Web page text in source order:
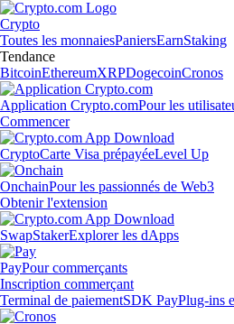
Crypto
Toutes les monnaiesPaniersEarnStaking
Tendance
BitcoinEthereumXRPDogecoinCronos
Application Crypto.comPour les
Commencer
CryptoCarte Visa prépayéeLevel Up
OnchainPour les passionnés de Web3
Obtenir l'extension
SwapStakerExplorer les dApps
PayPour commerçants
Inscription commerçant
Terminal de paiementSDK PayPlug-ins